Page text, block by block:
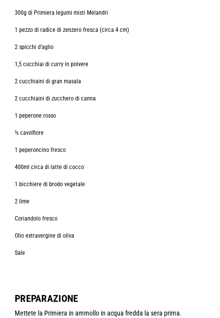
300g di Primiera legumi misti Melandri
1 pezzo di radice di zenzero fresca (circa 4 cm)
2 spicchi d’aglio
1,5 cucchiai di curry in polvere
2 cucchiaini di gran masala
2 cucchiaini di zucchero di canna
1 peperone rosso
½ cavolfiore
1 peperoncino fresco
400ml circa di latte di cocco
1 bicchiere di brodo vegetale
2 lime
Coriandolo fresco
Olio extravergine di oliva
Sale
PREPARAZIONE
Mettete la Primiera in ammollo in acqua fredda la sera prima.